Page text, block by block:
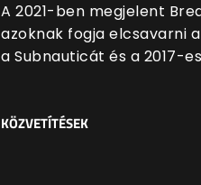
A 2021-ben megjelent
azoknak fogja elcsavarni
a Subnauticát és a 2017-
KÖZVETÍTÉSEK